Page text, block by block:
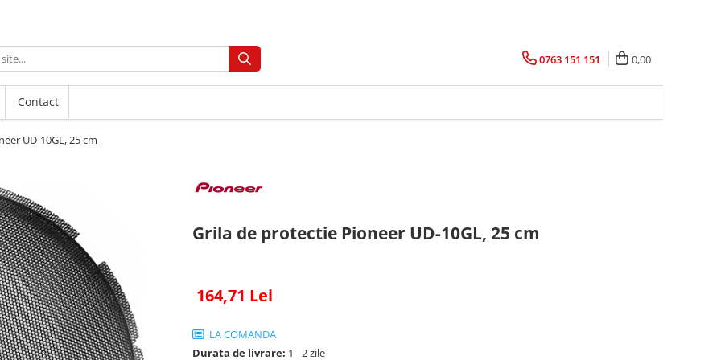
0763 151 151 0,00
Contact
UD-10GL, 25 cm
Grila de protectie Pioneer UD-10GL, 25 cm
164,71 Lei
LA COMANDA
Durata de livrare: 1 - 2 zile